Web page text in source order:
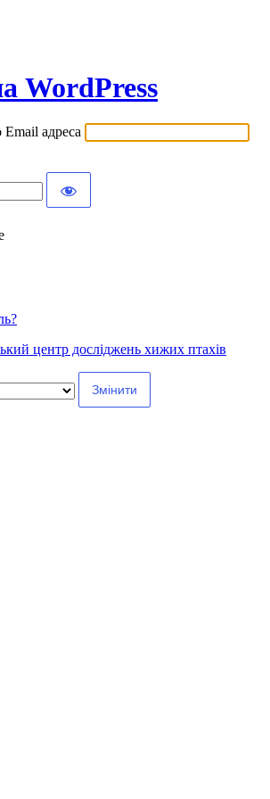
WordPress
Email адреса
центр досліджень хижих птахів